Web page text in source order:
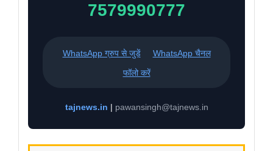
7579990777
WhatsApp ग्रुप से जुड़ें
WhatsApp चैनल
फॉलो करें
tajnews.in | pawansingh@tajnews.in